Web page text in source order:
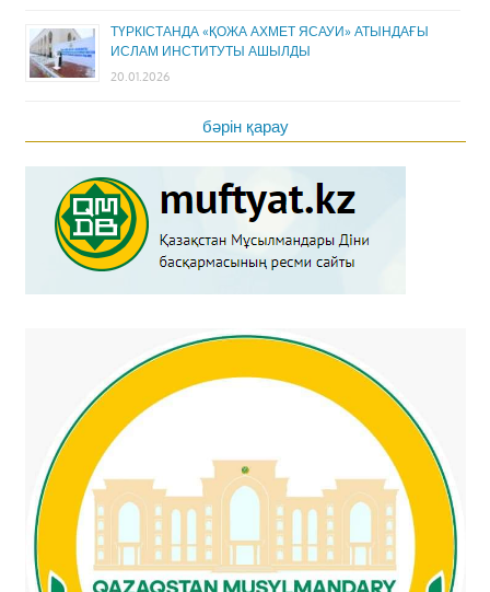
ТҮРКІСТАНДА «ҚОЖА АХМЕТ ЯСАУИ» АТЫНДАҒЫ
ИСЛАМ ИНСТИТУТЫ АШЫЛДЫ
20.01.2026
бәрін қарау